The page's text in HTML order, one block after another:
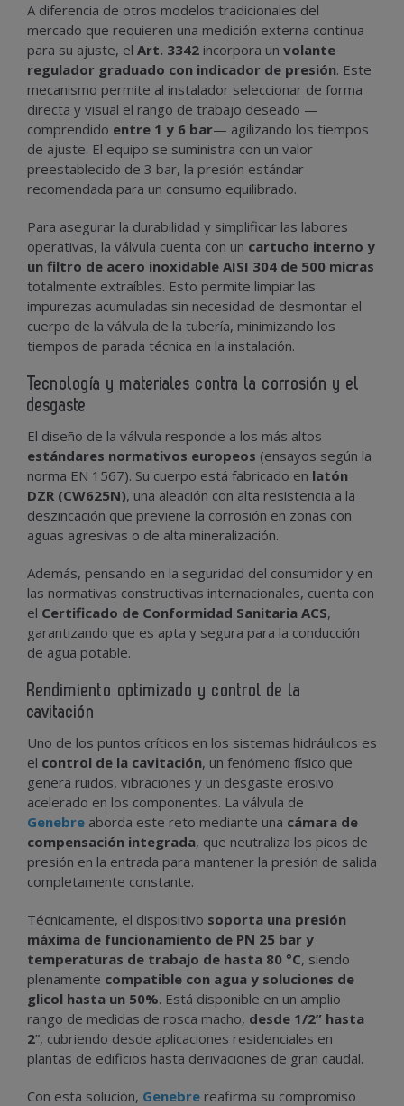
A diferencia de otros modelos tradicionales del
mercado que requieren una medición externa continua
para su ajuste, el Art. 3342 incorpora un volante
regulador graduado con indicador de presión. Este
mecanismo permite al instalador seleccionar de forma
directa y visual el rango de trabajo deseado —
comprendido entre 1 y 6 bar— agilizando los tiempos
de ajuste. El equipo se suministra con un valor
preestablecido de 3 bar, la presión estándar
recomendada para un consumo equilibrado.
Para asegurar la durabilidad y simplificar las labores
operativas, la válvula cuenta con un cartucho interno y
un filtro de acero inoxidable AISI 304 de 500 micras
totalmente extraíbles. Esto permite limpiar las
impurezas acumuladas sin necesidad de desmontar el
cuerpo de la válvula de la tubería, minimizando los
tiempos de parada técnica en la instalación.
Tecnología y materiales contra la corrosión y el
desgaste
El diseño de la válvula responde a los más altos
estándares normativos europeos (ensayos según la
norma EN 1567). Su cuerpo está fabricado en latón
DZR (CW625N), una aleación con alta resistencia a la
deszincación que previene la corrosión en zonas con
aguas agresivas o de alta mineralización.
Además, pensando en la seguridad del consumidor y en
las normativas constructivas internacionales, cuenta con
el Certificado de Conformidad Sanitaria ACS,
garantizando que es apta y segura para la conducción
de agua potable.
Rendimiento optimizado y control de la
cavitación
Uno de los puntos críticos en los sistemas hidráulicos es
el control de la cavitación, un fenómeno físico que
genera ruidos, vibraciones y un desgaste erosivo
acelerado en los componentes. La válvula de
Genebre aborda este reto mediante una cámara de
compensación integrada, que neutraliza los picos de
presión en la entrada para mantener la presión de salida
completamente constante.
Técnicamente, el dispositivo soporta una presión
máxima de funcionamiento de PN 25 bar y
temperaturas de trabajo de hasta 80 °C, siendo
plenamente compatible con agua y soluciones de
glicol hasta un 50%. Está disponible en un amplio
rango de medidas de rosca macho, desde 1/2” hasta
2”, cubriendo desde aplicaciones residenciales en
plantas de edificios hasta derivaciones de gran caudal.
Con esta solución, Genebre reafirma su compromiso